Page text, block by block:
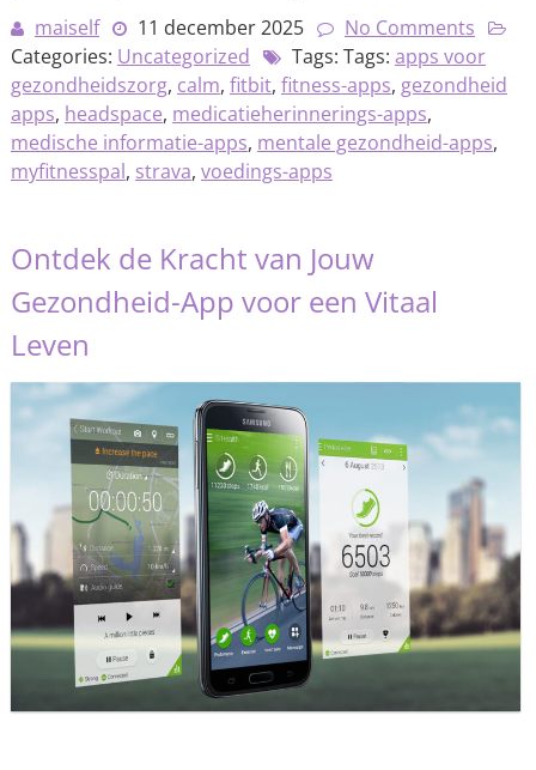
maiself
11 december 2025
No Comments
Categories: Uncategorized Tags: Tags: apps voor
gezondheidszorg, calm, fitbit, fitness-apps, gezondheid
apps, headspace, medicatieherinnerings-apps,
medische informatie-apps, mentale gezondheid-apps,
myfitnesspal, strava, voedings-apps
Ontdek de Kracht van Jouw
Gezondheid-App voor een Vitaal
Leven